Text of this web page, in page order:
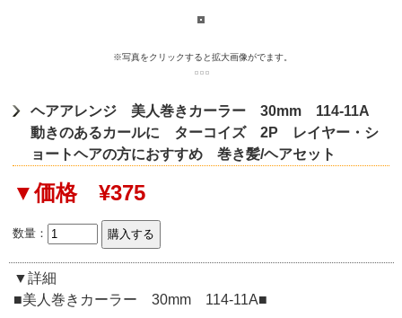
※写真をクリックすると拡大画像がでます。
ヘアアレンジ 美人巻きカーラー 30mm 114-11A
動きのあるカールに ターコイズ 2P レイヤー・シ
ョートヘアの方におすすめ 巻き髪/ヘアセット
▼価格 ¥375
数量：
▼詳細
■美人巻きカーラー 30mm 114-11A■